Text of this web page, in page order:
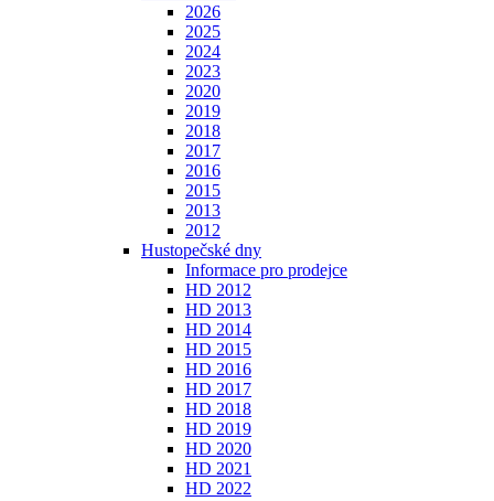
2026
2025
2024
2023
2020
2019
2018
2017
2016
2015
2013
2012
Hustopečské dny
Informace pro prodejce
HD 2012
HD 2013
HD 2014
HD 2015
HD 2016
HD 2017
HD 2018
HD 2019
HD 2020
HD 2021
HD 2022